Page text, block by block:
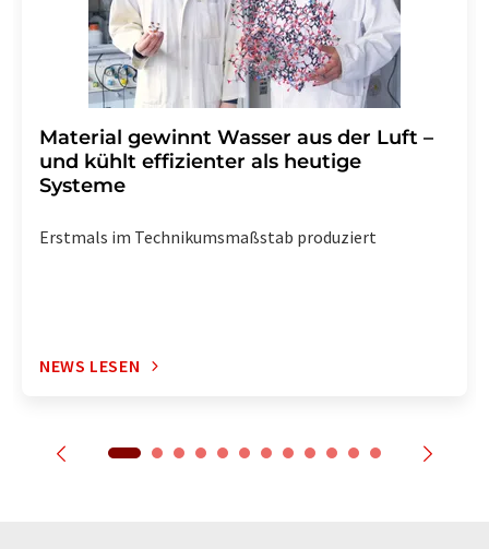
Material gewinnt Wasser aus der Luft –
und kühlt effizienter als heutige
Systeme
Erstmals im Technikumsmaßstab produziert
NEWS LESEN